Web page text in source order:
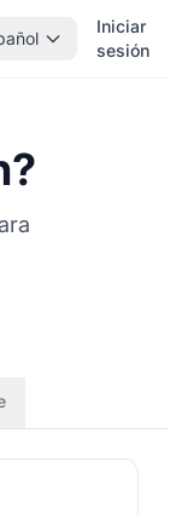
Iniciar
sesión